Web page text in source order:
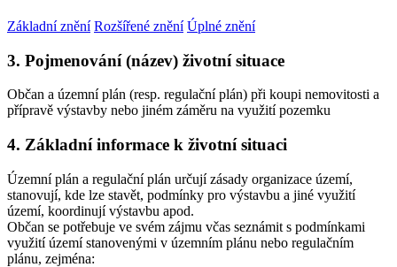
Základní znění Rozšířené znění Úplné znění
3. Pojmenování (název) životní situace
Občan a územní plán (resp. regulační plán) při koupi nemovitosti a
přípravě výstavby nebo jiném záměru na využití pozemku
4. Základní informace k životní situaci
Územní plán a regulační plán určují zásady organizace území,
stanovují, kde lze stavět, podmínky pro výstavbu a jiné využití
území, koordinují výstavbu apod.
Občan se potřebuje ve svém zájmu včas seznámit s podmínkami
využití území stanovenými v územním plánu nebo regulačním
plánu, zejména: